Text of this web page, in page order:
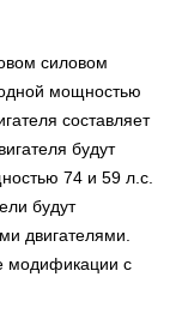
силовом
мощностью
составляет
будут
74 и 59 л.с.
будут
двигателями.
модификации с